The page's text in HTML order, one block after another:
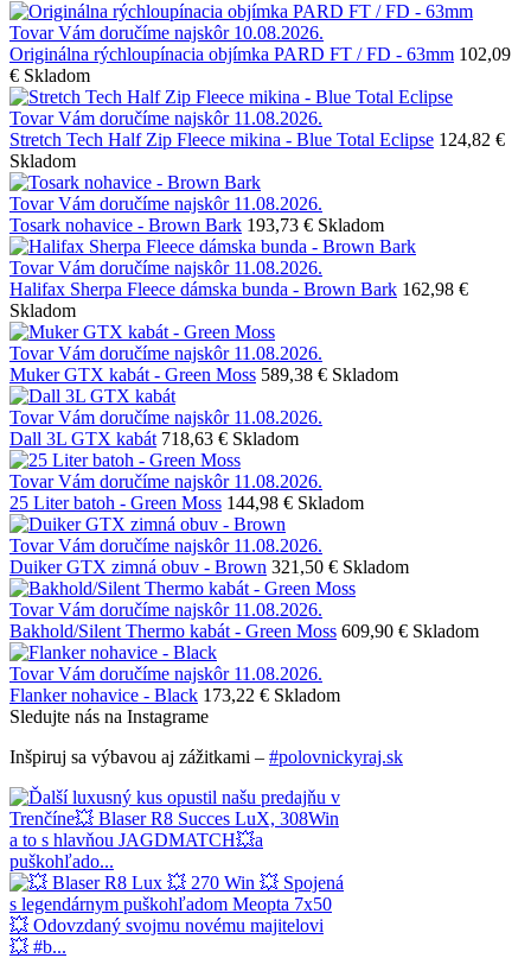
Tovar Vám doručíme najskôr 10.08.2026.
Originálna rýchloupínacia objímka PARD FT / FD - 63mm 102,09
€ Skladom
Tovar Vám doručíme najskôr 11.08.2026.
Stretch Tech Half Zip Fleece mikina - Blue Total Eclipse 124,82 €
Skladom
Tovar Vám doručíme najskôr 11.08.2026.
Tosark nohavice - Brown Bark 193,73 € Skladom
Tovar Vám doručíme najskôr 11.08.2026.
Halifax Sherpa Fleece dámska bunda - Brown Bark 162,98 €
Skladom
Tovar Vám doručíme najskôr 11.08.2026.
Muker GTX kabát - Green Moss 589,38 € Skladom
Tovar Vám doručíme najskôr 11.08.2026.
Dall 3L GTX kabát 718,63 € Skladom
Tovar Vám doručíme najskôr 11.08.2026.
25 Liter batoh - Green Moss 144,98 € Skladom
Tovar Vám doručíme najskôr 11.08.2026.
Duiker GTX zimná obuv - Brown 321,50 € Skladom
Tovar Vám doručíme najskôr 11.08.2026.
Bakhold/Silent Thermo kabát - Green Moss 609,90 € Skladom
Tovar Vám doručíme najskôr 11.08.2026.
Flanker nohavice - Black 173,22 € Skladom
Sledujte nás na Instagrame
Inšpiruj sa výbavou aj zážitkami – #polovnickyraj.sk